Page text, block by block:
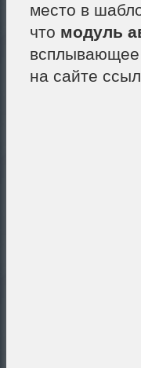
место в
что модуль
всплывающее
на сайте